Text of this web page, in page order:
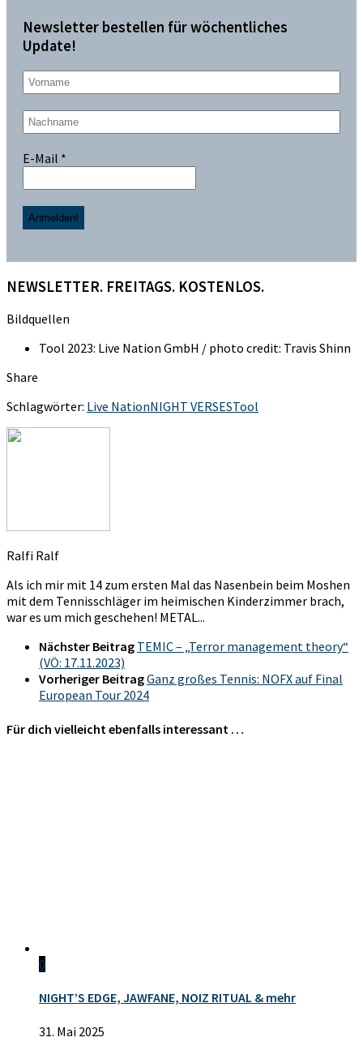
Newsletter bestellen für wöchentliches
Update!
E-Mail *
NEWSLETTER. FREITAGS. KOSTENLOS.
Bildquellen
Tool 2023: Live Nation GmbH / photo credit: Travis Shinn
Share
Schlagwörter: Live NationNIGHT VERSESTool
Ralfi Ralf
Als ich mir mit 14 zum ersten Mal das Nasenbein beim Moshen
mit dem Tennisschläger im heimischen Kinderzimmer brach,
war es um mich geschehen! METAL...
Nächster Beitrag TEMIC – „Terror management theory“
(VÖ: 17.11.2023)
Vorheriger BeitragGanz großes Tennis: NOFX auf Final
European Tour 2024
Für dich vielleicht ebenfalls interessant …
0
NIGHT’S EDGE, JAWFANE, NOIZ RITUAL & mehr
31. Mai 2025